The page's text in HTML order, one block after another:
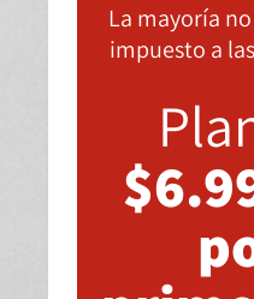
La mayoría
impuesto a